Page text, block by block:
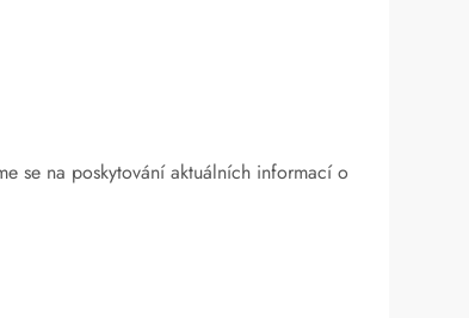
se na poskytování aktuálních informací o